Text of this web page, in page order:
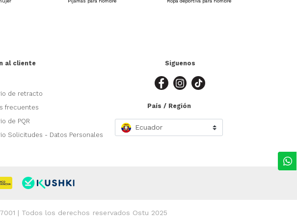
al cliente
de retracto
frecuentes
de PQR
Solicitudes - Datos Personales
Siguenos
País / Región
Ecuador
| Todos los derechos reservados Ostu 2025